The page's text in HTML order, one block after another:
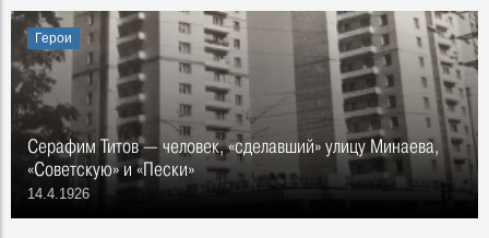
Герои
Серафим Титов — человек, «сделавший» улицу Минаева,
«Советскую» и «Пески»
14.4.1926